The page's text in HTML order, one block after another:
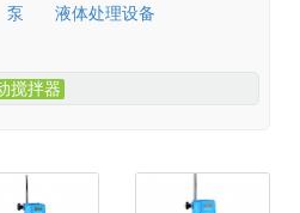
泵
液体处理设备
搅拌器